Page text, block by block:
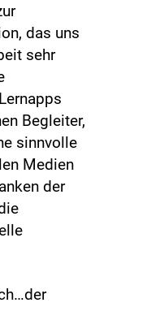
das uns
sehr
Begleiter,
sinnvolle
Medien
der